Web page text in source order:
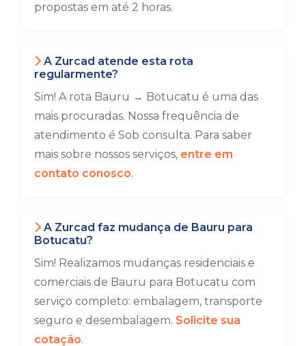
propostas em até 2 horas.
A Zurcad atende esta rota
regularmente?
Sim! A rota Bauru → Botucatu é uma das
mais procuradas. Nossa frequência de
atendimento é Sob consulta. Para saber
mais sobre nossos serviços, entre em
contato conosco.
A Zurcad faz mudança de Bauru para
Botucatu?
Sim! Realizamos mudanças residenciais e
comerciais de Bauru para Botucatu com
serviço completo: embalagem, transporte
seguro e desembalagem. Solicite sua
cotação.